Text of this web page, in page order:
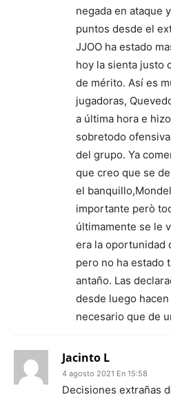
negada en ataque
puntos desde el
JJOO ha estado
hoy la sienta justo
de mérito. Así es
jugadoras,
a última hora e
sobretodo
del grupo. Ya
que creo que se
el
importante però
últimamente se le
era la oportunidad
pero no ha estado
antaño. Las
desde luego
necesario que de
Jacinto L
4 agosto 2021 En 15:58
Decisiones extrañas